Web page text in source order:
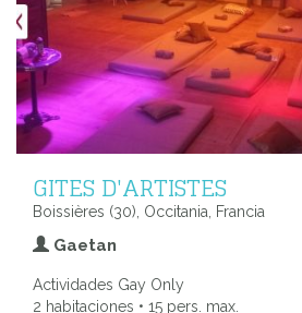
GITES D'ARTISTES
Boissières (30), Occitania, Francia
Gaetan
Actividades Gay Only
2 habitaciones • 15 pers. max.